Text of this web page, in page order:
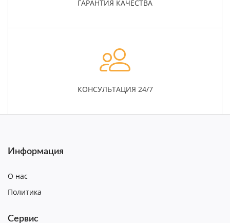
ГАРАНТИЯ КАЧЕСТВА
КОНСУЛЬТАЦИЯ 24/7
Информация
О нас
Политика
Сервис